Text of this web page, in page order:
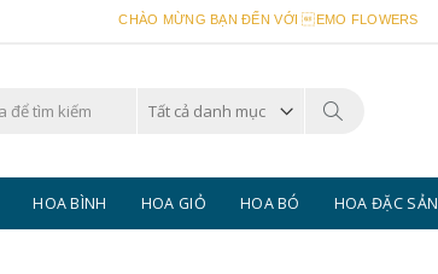
CHÀO MỪNG BẠN ĐẾN VỚI EMO FLOWERS
kiếm
HOA BÌNH HOA GIỎ HOA BÓ HOA ĐẶC SẢN